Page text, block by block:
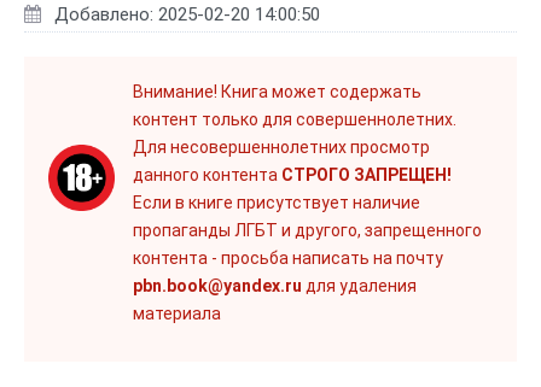
Добавлено: 2025-02-20 14:00:50
Внимание! Книга может содержать
контент только для совершеннолетних.
Для несовершеннолетних просмотр
данного контента СТРОГО ЗАПРЕЩЕН!
Если в книге присутствует наличие
пропаганды ЛГБТ и другого, запрещенного
контента - просьба написать на почту
pbn.book@yandex.ru для удаления
материала